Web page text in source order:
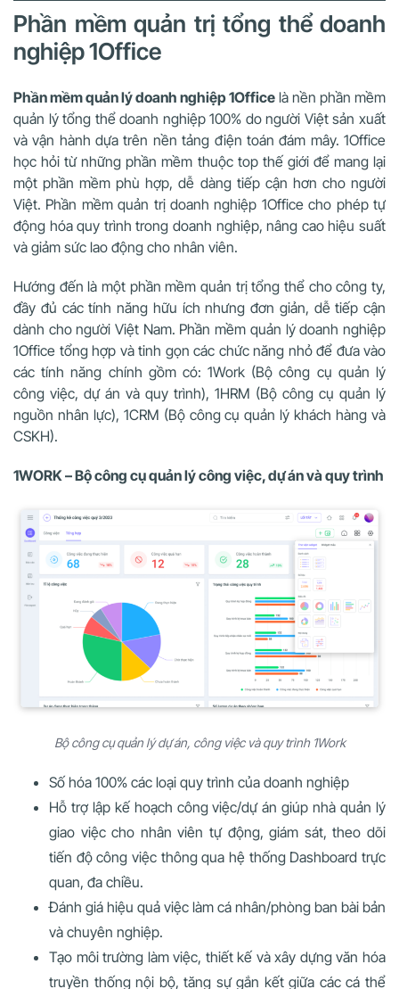
Phần mềm quản trị tổng thể doanh
nghiệp 1Office
Phần mềm quản lý doanh nghiệp 1Office là nền phần mềm
quản lý tổng thể doanh nghiệp 100% do người Việt sản xuất
và vận hành dựa trên nền tảng điện toán đám mây. 1Office
học hỏi từ những phần mềm thuộc top thế giới để mang lại
một phần mềm phù hợp, dễ dàng tiếp cận hơn cho người
Việt. Phần mềm quản trị doanh nghiệp 1Office cho phép tự
động hóa quy trình trong doanh nghiệp, nâng cao hiệu suất
và giảm sức lao động cho nhân viên.
Hướng đến là một phần mềm quản trị tổng thể cho công ty,
đầy đủ các tính năng hữu ích nhưng đơn giản, dễ tiếp cận
dành cho người Việt Nam. Phần mềm quản lý doanh nghiệp
1Office tổng hợp và tinh gọn các chức năng nhỏ để đưa vào
các tính năng chính gồm có: 1Work (Bộ công cụ quản lý
công việc, dự án và quy trình), 1HRM (Bộ công cụ quản lý
nguồn nhân lực), 1CRM (Bộ công cụ quản lý khách hàng và
CSKH).
1WORK – Bộ công cụ quản lý công việc, dự án và quy trình
Bộ công cụ quản lý dự án, công việc và quy trình 1Work
Số hóa 100% các loại quy trình của doanh nghiệp
Hỗ trợ lập kế hoạch công việc/dự án giúp nhà quản lý
giao việc cho nhân viên tự động, giám sát, theo dõi
tiến độ công việc thông qua hệ thống Dashboard trực
quan, đa chiều.
Đánh giá hiệu quả việc làm cá nhân/phòng ban bài bản
và chuyên nghiệp.
Tạo môi trường làm việc, thiết kế và xây dựng văn hóa
truyền thống nội bộ, tăng sự gắn kết giữa các cá thể